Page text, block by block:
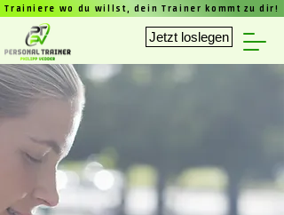
Trainiere wo du willst, dein Trainer kommt zu dir!
Jetzt loslegen